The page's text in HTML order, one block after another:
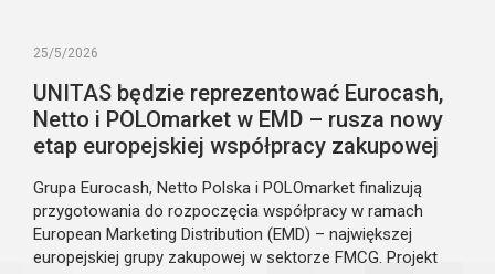
25/5/2026
UNITAS będzie reprezentować Eurocash,
Netto i POLOmarket w EMD – rusza nowy
etap europejskiej współpracy zakupowej
Grupa Eurocash, Netto Polska i POLOmarket finalizują
przygotowania do rozpoczęcia współpracy w ramach
European Marketing Distribution (EMD) – największej
europejskiej grupy zakupowej w sektorze FMCG. Projekt